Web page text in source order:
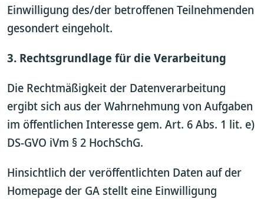
Einwilligung des/der betroffenen Teilnehmenden
gesondert eingeholt.
3. Rechtsgrundlage für die Verarbeitung
Die Rechtmäßigkeit der Datenverarbeitung
ergibt sich aus der Wahrnehmung von Aufgaben
im öffentlichen Interesse gem. Art. 6 Abs. 1 lit. e)
DS-GVO iVm § 2 HochSchG.
Hinsichtlich der veröffentlichten Daten auf der
Homepage der GA stellt eine Einwilligung